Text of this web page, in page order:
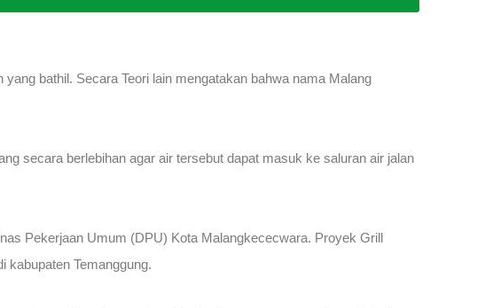
bathil. Secara Teori lain mengatakan bahwa nama Malang
secara berlebihan agar air tersebut dapat masuk ke saluran air jalan
Pekerjaan Umum (DPU) Kota Malangkececwara. Proyek Grill
kabupaten Temanggung.